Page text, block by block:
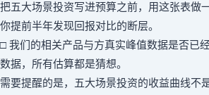
把五大场景投资写进预算之前，用这张表做
你提前半年发现回报对比的断层。
□ 我们的相关产品与方真实峰值数据是否
数据，所有估算都是猜想。
需要提醒的是，五大场景投资的收益曲线